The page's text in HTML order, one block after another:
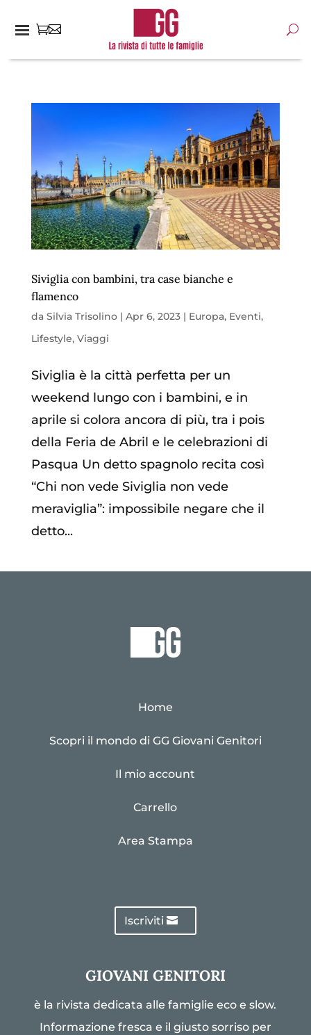
Siviglia con bambini, tra case bianche e
flamenco
da Silvia Trisolino| Apr 6, 2023| Europa, Eventi,
Lifestyle, Viaggi
Siviglia è la città perfetta per un
weekend lungo con i bambini, e in
aprile si colora ancora di più, tra i pois
della Feria de Abril e le celebrazioni di
Pasqua Un detto spagnolo recita così
“Chi non vede Siviglia non vede
meraviglia”: impossibile negare che il
detto...
Home
Scopri il mondo di GG Giovani Genitori
Il mio account
Carrello
Area Stampa
Iscriviti
GIOVANI GENITORI
è la rivista dedicata alle famiglie eco e slow.
Informazione fresca e il giusto sorriso per